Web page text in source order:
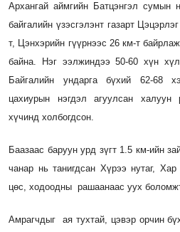
Архангай аймгийн Батцэнгэл сумын
байгалийн үзэсгэлэнт газарт
т, Цэнхэрийн гүүрнээс 26 км-т
байна. Нэг ээлжиндээ 50-60 хүн
Байгалийн ундарга бүхий 62-68
цахиурын нэгдэл агуулсан халуун
хүчинд холбогдсон.
Баазаас баруун урд зүгт 1.5 км-ийн
чанар нь танигдсан Хүрээ нутаг,
цөс, ходоодны рашаанаас уух
Амрагчдыг ая тухтай, цэвэр орчин